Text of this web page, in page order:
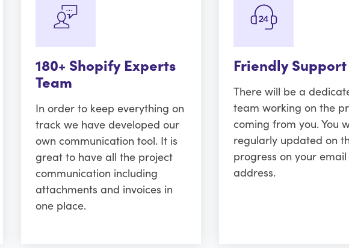
180+ Shopify Experts
Team
In order to keep everything on
track we have developed our
own communication tool. It is
great to have all the project
communication including
attachments and invoices in
one place.
Friendly Support
There will be a
team working on the
coming from you. You
regularly updated on
progress on your email
address.